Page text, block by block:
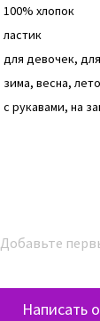
100% хлопок
ластик
для девочек,
зима, весна, лето
с рукавами, на
Добавьте
Написать